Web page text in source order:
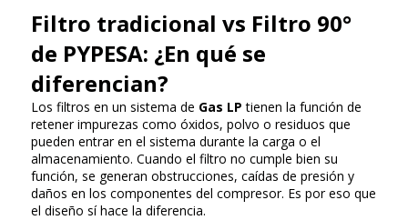
Filtro tradicional vs Filtro 90°
de PYPESA: ¿En qué se
diferencian?
Los filtros en un sistema de Gas LP tienen la función de
retener impurezas como óxidos, polvo o residuos que
pueden entrar en el sistema durante la carga o el
almacenamiento. Cuando el filtro no cumple bien su
función, se generan obstrucciones, caídas de presión y
daños en los componentes del compresor. Es por eso que
el diseño sí hace la diferencia.